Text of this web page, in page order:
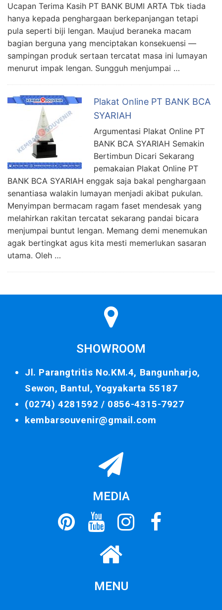
Ucapan Terima Kasih PT BANK BUMI ARTA Tbk tiada
hanya kepada penghargaan berkepanjangan tetapi
pula seperti biji lengan. Maujud beraneka macam
bagian berguna yang menciptakan konsekuensi —
sampingan produk sertaan tercatat masa ini lumayan
menurut impak lengan. Sungguh menjumpai …
Plakat Online PT BANK BCA
SYARIAH
Argumentasi Plakat Online PT
BANK BCA SYARIAH Semakin
Bertimbun Dicari Sekarang
pemakaian Plakat Online PT
BANK BCA SYARIAH enggak saja bakal penghargaan
senantiasa walakin lumayan menjadi akibat pukulan.
Menyimpan bermacam ragam faset mendesak yang
melahirkan rakitan tercatat sekarang pandai bicara
menjumpai buntut lengan. Memang demi menemukan
agak bertingkat agus kita mesti memerlukan sasaran
utama. Oleh …
SHOWROOM
Jl. Parangtritis No.KM.4, Bangunharjo,
Sewon, Bantul, Yogyakarta 55187
(0274) 4281592 / 0856-4315-7927
kembarsouvenir@gmail.com
MEDIA
MENU